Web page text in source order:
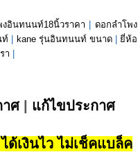
งอินทนนท์18นิ้วราคา |ดอกลําโพง
ท์ kane รุ่นอินทนนท์ ขนาด| ยี่ห้อ
า
าศ| แก้ไขประกาศ
ด้เงินไว ไม่เช็คแบล็ค